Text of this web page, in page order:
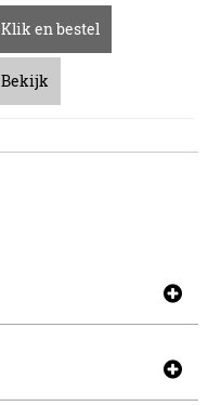
Klik en bestel
Bekijk